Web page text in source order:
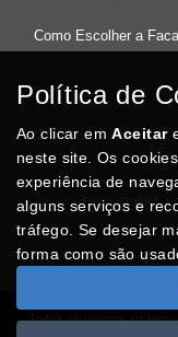
Como Escolher a
37°08'27.5"N
Posso Ajudar?
Todos os valores incluem
Política de
Ao clicar emAceitar
neste site. Os
experiência de
alguns serviços e
tráfego. Se desejar
forma como são